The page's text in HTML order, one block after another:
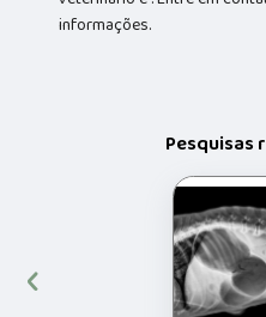
informações.
Pesquisas
‹